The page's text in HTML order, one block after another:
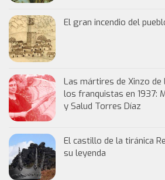
El gran incendio del
Las mártires de Xinzo de
los franquistas en 1937:
y Salud Torres Díaz
El castillo de la tiránica
su leyenda